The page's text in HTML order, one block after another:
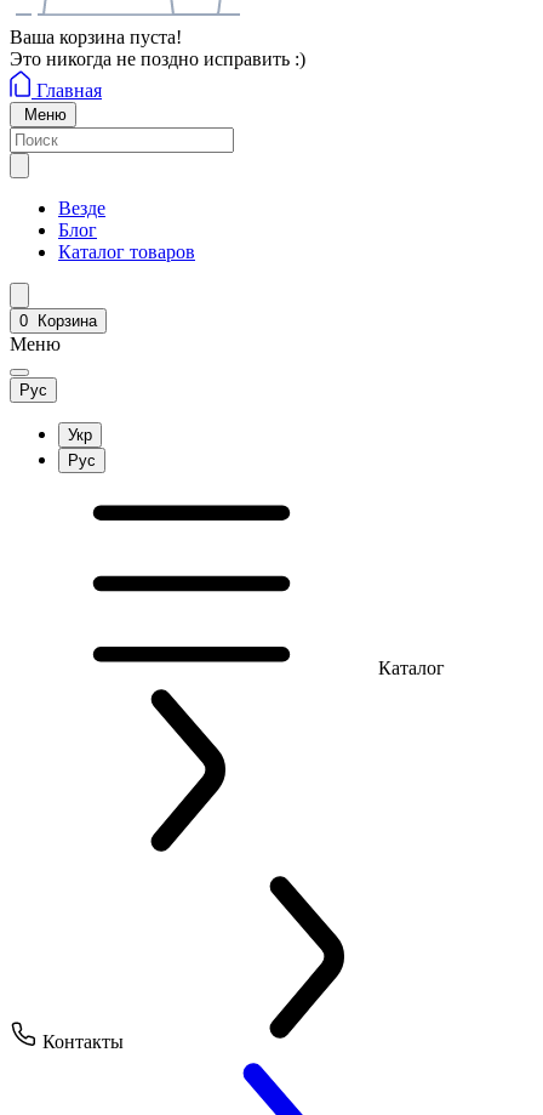
Ваша корзина пуста!
Это никогда не поздно исправить :)
Главная
Меню
Везде
Блог
Каталог товаров
0 Корзина
Меню
Рус
Укр
Рус
Каталог
Контакты